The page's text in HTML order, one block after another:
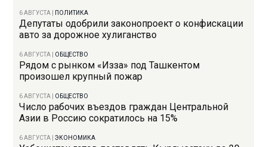
6 АВГУСТА ПОЛИТИКА
Депутаты одобрили законопроект о конфискации
авто за дорожное хулиганство
6 АВГУСТА ОБЩЕСТВО
Рядом с рынком «Изза» под Ташкентом
произошел крупный пожар
6 АВГУСТА ОБЩЕСТВО
Число рабочих въездов граждан Центральной
Азии в Россию сократилось на 15%
6 АВГУСТА |ЭКОНОМИКА